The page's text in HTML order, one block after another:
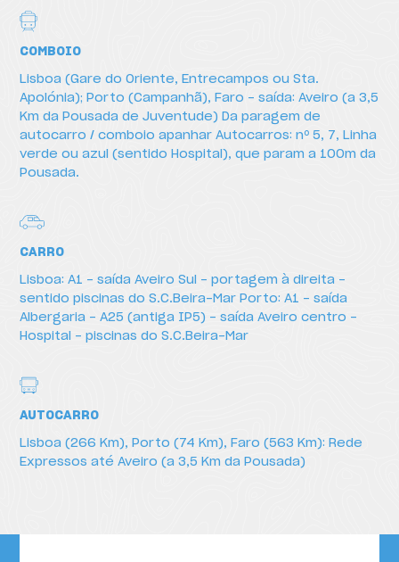
COMBOIO
Lisboa (Gare do Oriente, Entrecampos ou Sta.
Apolónia); Porto (Campanhã), Faro – saída: Aveiro (a 3,5
Km da Pousada de Juventude) Da paragem de
autocarro / comboio apanhar Autocarros: nº 5, 7, Linha
verde ou azul (sentido Hospital), que param a 100m da
Pousada.
CARRO
Lisboa: A1 – saída Aveiro Sul – portagem à direita –
sentido piscinas do S.C.Beira-Mar Porto: A1 – saída
Albergaria – A25 (antiga IP5) – saída Aveiro centro –
Hospital – piscinas do S.C.Beira-Mar
AUTOCARRO
Lisboa (266 Km), Porto (74 Km), Faro (563 Km): Rede
Expressos até Aveiro (a 3,5 Km da Pousada)